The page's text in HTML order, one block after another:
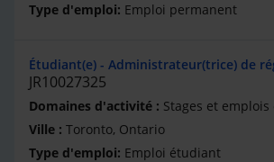
Emploi permanent
Étudiant(e) - Administrateur(trice) de
JR10027325
Stages et
Toronto, Ontario
Emploi étudiant